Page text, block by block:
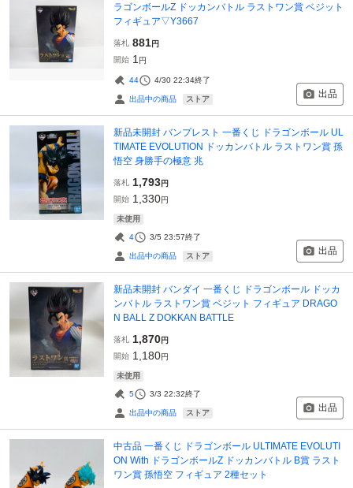
ラゴンボールZ ドッカンバトル ラストワン賞 ベジット
フィギュア▽Y3667
落札 881円
開始 1 円
44 4/30 22:34終了
出品中の商品 ストア 出品
新品未開封 バンプレスト 一番くじ ドラゴンボール UL
TIMATE EVOLUTION ドッカンバトル ラストワン賞 孫
悟空 身勝手の極意 兆
落札 1,793円
開始 1,330円
未使用
4 3/5 23:57終了
出品中の商品 ストア 出品
新品未開封 バンダイ 一番くじ ドラゴンボール ドッカ
ンバトル ラストワン賞 ベジット フィギュア DRAGO
N BALL Z DOKKAN BATTLE
落札 1,870円
開始 1,180円
未使用
5 3/3 22:32終了
出品中の商品 ストア 出品
中古品 一番くじ ドラゴンボール ULTIMATE EVOLUTI
ON With ドラゴンボールZ ドッカンバトル B賞 ラスト
ワン賞 孫悟空 フィギュア 2種セット